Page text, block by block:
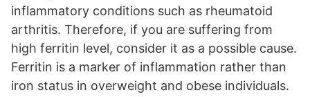
inflammatory conditions such as rheumatoid
arthritis. Therefore, if you are suffering from
high ferritin level, consider it as a possible cause.
Ferritin is a marker of inflammation rather than
iron status in overweight and obese individuals.